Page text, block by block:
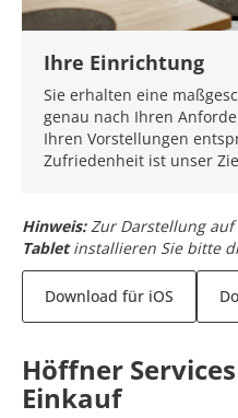
Ihre Einrichtung
Sie erhalten eine
genau nach Ihren
Ihren Vorstellungen
Zufriedenheit ist unser
Hinweis: Zur Darstellung
Tabletinstallieren Sie bitte
Download für iOS
Höffner
Einkauf